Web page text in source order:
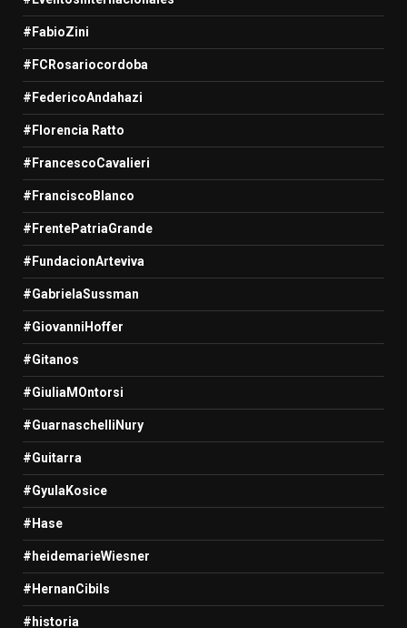
#FabioZini
#FCRosariocordoba
#FedericoAndahazi
#Florencia Ratto
#FrancescoCavalieri
#FranciscoBlanco
#FrentePatriaGrande
#FundacionArteviva
#GabrielaSussman
#GiovanniHoffer
#Gitanos
#GiuliaMOntorsi
#GuarnaschelliNury
#Guitarra
#GyulaKosice
#Hase
#heidemarieWiesner
#HernanCibils
#historia